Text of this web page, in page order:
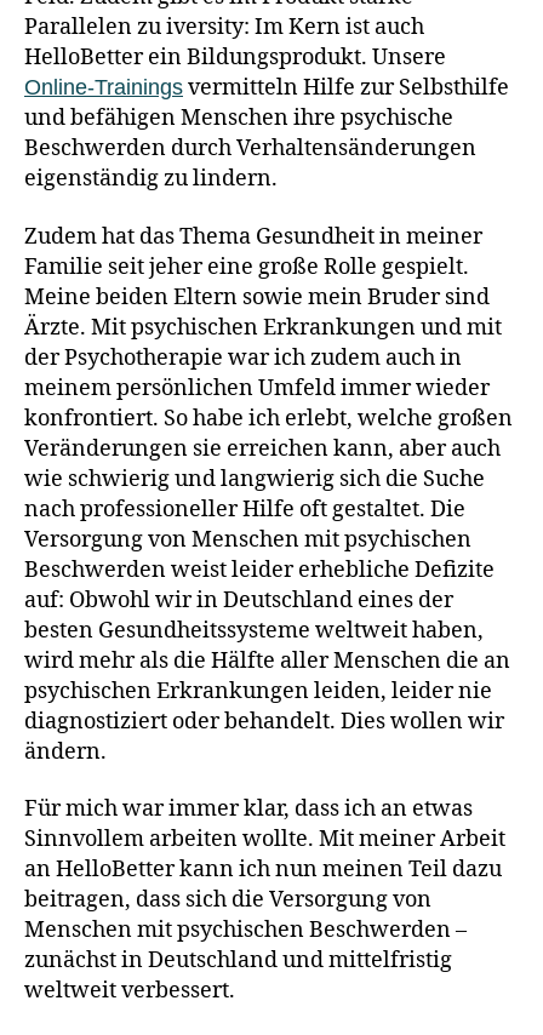
Parallelen zu iversity: Im Kern ist auch
HelloBetter ein Bildungsprodukt. Unsere
Online-Trainings vermitteln Hilfe zur Selbsthilfe
und befähigen Menschen ihre psychische
Beschwerden durch Verhaltensänderungen
eigenständig zu lindern.
Zudem hat das Thema Gesundheit in meiner
Familie seit jeher eine große Rolle gespielt.
Meine beiden Eltern sowie mein Bruder sind
Ärzte. Mit psychischen Erkrankungen und mit
der Psychotherapie war ich zudem auch in
meinem persönlichen Umfeld immer wieder
konfrontiert. So habe ich erlebt, welche großen
Veränderungen sie erreichen kann, aber auch
wie schwierig und langwierig sich die Suche
nach professioneller Hilfe oft gestaltet. Die
Versorgung von Menschen mit psychischen
Beschwerden weist leider erhebliche Defizite
auf: Obwohl wir in Deutschland eines der
besten Gesundheitssysteme weltweit haben,
wird mehr als die Hälfte aller Menschen die an
psychischen Erkrankungen leiden, leider nie
diagnostiziert oder behandelt. Dies wollen wir
ändern.
Für mich war immer klar, dass ich an etwas
Sinnvollem arbeiten wollte. Mit meiner Arbeit
an HelloBetter kann ich nun meinen Teil dazu
beitragen, dass sich die Versorgung von
Menschen mit psychischen Beschwerden –
zunächst in Deutschland und mittelfristig
weltweit verbessert.